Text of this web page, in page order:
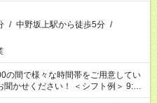
/ 中野坂上駅から徒歩5分 /
の間で様々な時間帯をご用意してい
い！ ＜シフト例＞ 9:00
！